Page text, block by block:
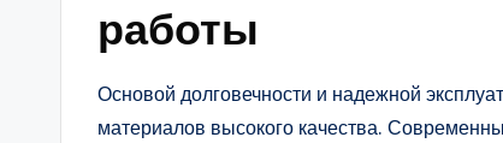
работы
Основой долговечности и надежной
материалов высокого качества.